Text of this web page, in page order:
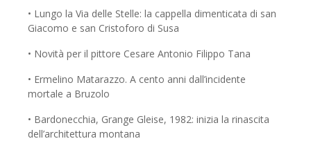
• Lungo la Via delle Stelle: la cappella dimenticata di san
Giacomo e san Cristoforo di Susa
• Novità per il pittore Cesare Antonio Filippo Tana
• Ermelino Matarazzo. A cento anni dall’incidente
mortale a Bruzolo
• Bardonecchia, Grange Gleise, 1982: inizia la rinascita
dell’architettura montana